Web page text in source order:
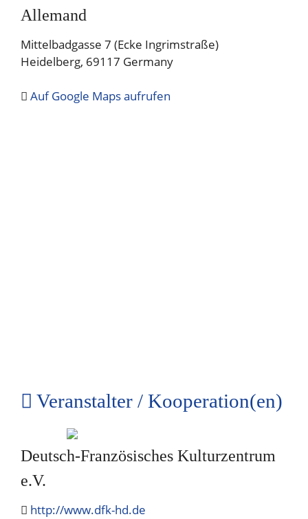
Allemand
Mittelbadgasse 7 (Ecke Ingrimstraße)
Heidelberg, 69117 Germany
Auf Google Maps aufrufen
Veranstalter / Kooperation(en)
Deutsch-Französisches Kulturzentrum
e.V.
http://www.dfk-hd.de